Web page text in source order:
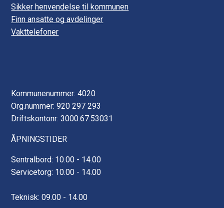
Sikker henvendelse til kommunen
Finn ansatte og avdelinger
Vakttelefoner
Kommunenummer: 4020
Org.nummer: 920 297 293
Driftskontonr: 3000.67.53031
ÅPNINGSTIDER
Sentralbord: 10.00 - 14.00
Servicetorg: 10.00 - 14.00
Teknisk: 09.00 - 14.00